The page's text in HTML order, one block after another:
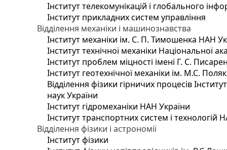
Інститут телекомунікацій і глобального
Інститут прикладних систем управління
Відділення механіки і машинознавства
Інститут механіки ім. С. П. Тимошенка НАН
Інститут технічної механіки Національної
Інститут проблем міцності імені Г. С.
Інститут геотехнічної механіки ім. М.С.
Відділення фізики гірничих процесів
наук України
Інститут гідромеханіки НАН України
Інститут транспортних систем і технологій
Відділення фізики і астрономії
Інститут фізики